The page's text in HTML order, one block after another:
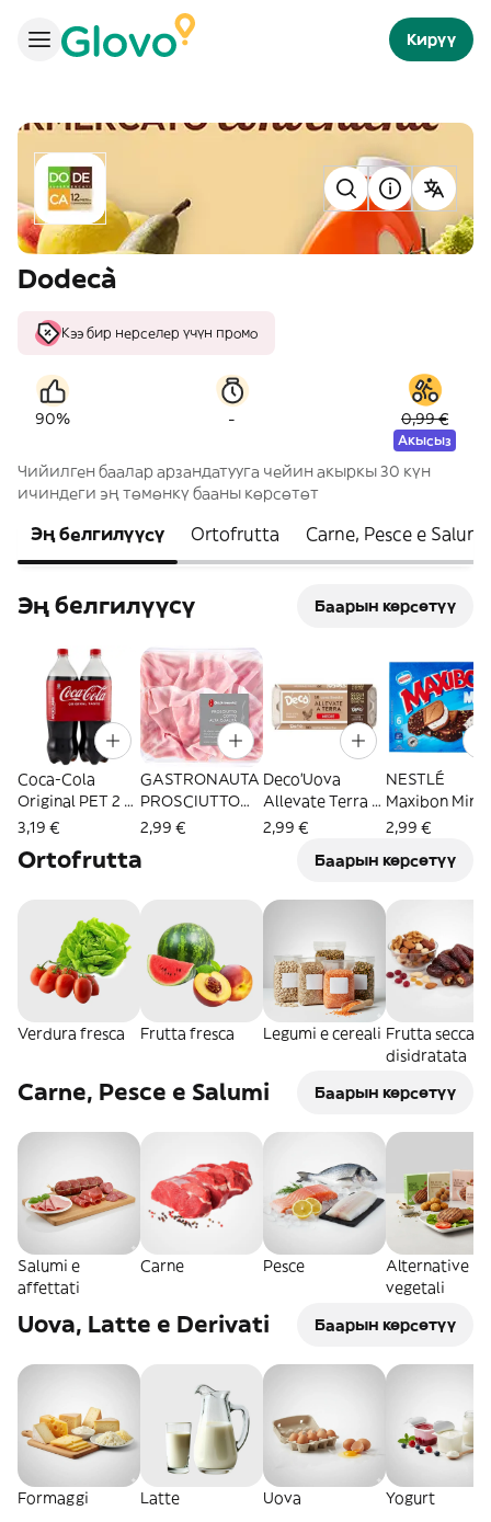
Кирүү
Dodecà
Кээ бир нерселер үчүн промо
90% - 0,99 €
Акысыз
Чийилген баалар арзандатууга чейин акыркы 30 күн
ичиндеги эң төмөнкү бааны көрсөтөт
Эң белгилүүсү Ortofrutta Carne, Pesce e Salumi
Эң белгилүүсү Баарын көрсөтүү
Coca-Cola
Original PET 2 x
1,5 L
3,19 €
GASTRONAUTA
PROSCIUTTO
COTTO AQ
2,99 €
Deco'Uova
Allevate Terra M
X10 - 155155
2,99 €
NESTLÉ
Maxibon Mini
Classic 6 x 51 g
2,99 €
Ortofrutta Баарын көрсөтүү
Verdura fresca Frutta fresca Legumi e cereali Frutta secca e
disidratata
Carne, Pesce e Salumi Баарын көрсөтүү
Salumi e
affettati
Carne Pesce
Alternative
vegetali
Uova, Latte e Derivati Баарын көрсөтүү
Formaggi Latte Uova Yogurt